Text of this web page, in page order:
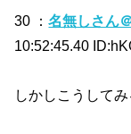
30 ：名無しさん
10:52:45.40
しかしこうして